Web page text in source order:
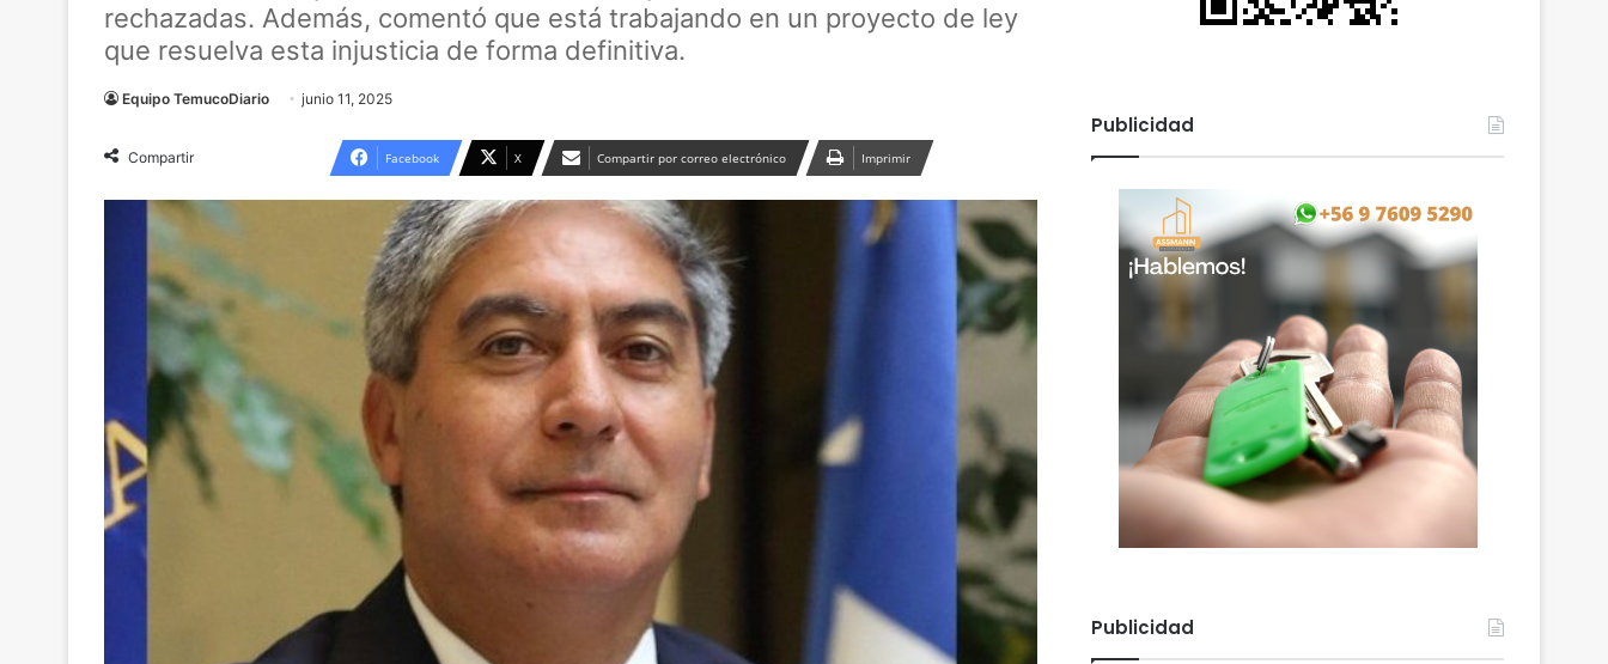
rechazadas. Además, comentó que está trabajando en un proyecto de ley
que resuelva esta injusticia de forma definitiva.
Equipo TemucoDiario junio 11, 2025
Compartir Facebook X Compartir por correo electrónico Imprimir
Publicidad
Publicidad